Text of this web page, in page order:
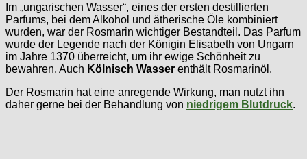
Im „ungarischen Wasser“, eines der ersten destillierten
Parfums, bei dem Alkohol und ätherische Öle kombiniert
wurden, war der Rosmarin wichtiger Bestandteil. Das Parfum
wurde der Legende nach der Königin Elisabeth von Ungarn
im Jahre 1370 überreicht, um ihr ewige Schönheit zu
bewahren. Auch Kölnisch Wasser enthält Rosmarinöl.
Der Rosmarin hat eine anregende Wirkung, man nutzt ihn
daher gerne bei der Behandlung von niedrigem Blutdruck.